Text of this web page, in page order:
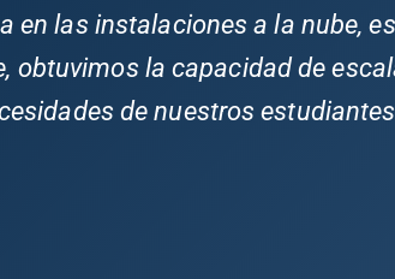
las instalaciones a la nube,
obtuvimos la capacidad de
de nuestros